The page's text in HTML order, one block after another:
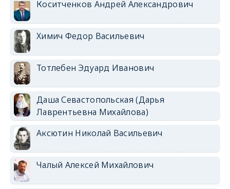
Коситченков Андрей Александрович
Химич Федор Васильевич
Тотлебен Эдуард Иванович
Даша Севастопольская (Дарья
Лаврентьевна Михайлова)
Аксютин Николай Васильевич
Чалый Алексей Михайлович